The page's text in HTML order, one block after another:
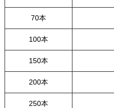
70本
100本
150本
200本
250本